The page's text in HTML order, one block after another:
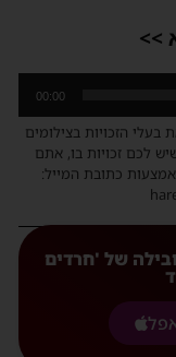
00:00
הזכויות בצילומים
לכם זכויות בו, אתם
כתובת המייל:
של 'חרדים